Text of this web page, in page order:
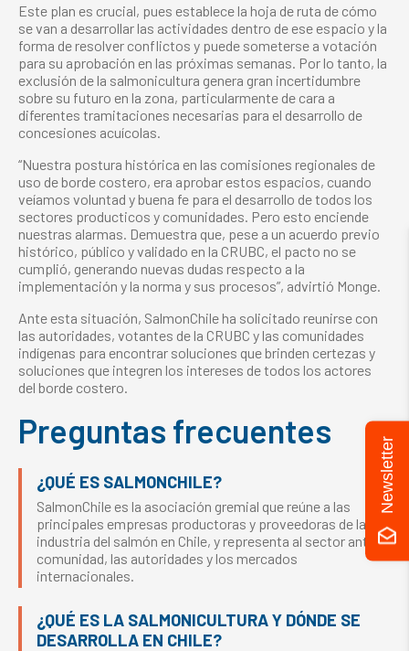
Este plan es crucial, pues establece la hoja de ruta de cómo
se van a desarrollar las actividades dentro de ese espacio y la
forma de resolver conflictos y puede someterse a votación
para su aprobación en las próximas semanas. Por lo tanto, la
exclusión de la salmonicultura genera gran incertidumbre
sobre su futuro en la zona, particularmente de cara a
diferentes tramitaciones necesarias para el desarrollo de
concesiones acuícolas.
“Nuestra postura histórica en las comisiones regionales de
uso de borde costero, era aprobar estos espacios, cuando
veíamos voluntad y buena fe para el desarrollo de todos los
sectores producticos y comunidades. Pero esto enciende
nuestras alarmas. Demuestra que, pese a un acuerdo previo
histórico, público y validado en la CRUBC, el pacto no se
cumplió, generando nuevas dudas respecto a la
implementación y la norma y sus procesos”, advirtió Monge.
Ante esta situación, SalmonChile ha solicitado reunirse con
las autoridades, votantes de la CRUBC y las comunidades
indígenas para encontrar soluciones que brinden certezas y
soluciones que integren los intereses de todos los actores
del borde costero.
Preguntas frecuentes
¿QUÉ ES SALMONCHILE?
SalmonChile es la asociación gremial que reúne a las
principales empresas productoras y proveedoras de la
industria del salmón en Chile, y representa al sector ante la
comunidad, las autoridades y los mercados
internacionales.
¿QUÉ ES LA SALMONICULTURA Y DÓNDE SE
DESARROLLA EN CHILE?
Newsletter